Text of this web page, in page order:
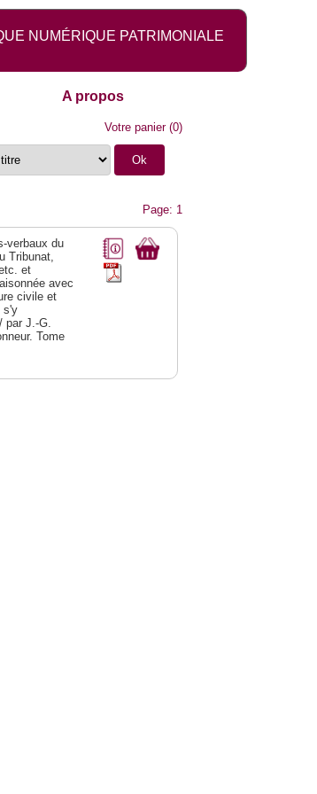
NUMÉRIQUE PATRIMONIALE
A propos
Votre panier(0)
Page: 1
verbaux du
Tribunat,
et
avec
civile et
s'y
par J.-G.
Tome